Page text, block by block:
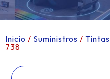
Inicio / Suministros / Tintas
738